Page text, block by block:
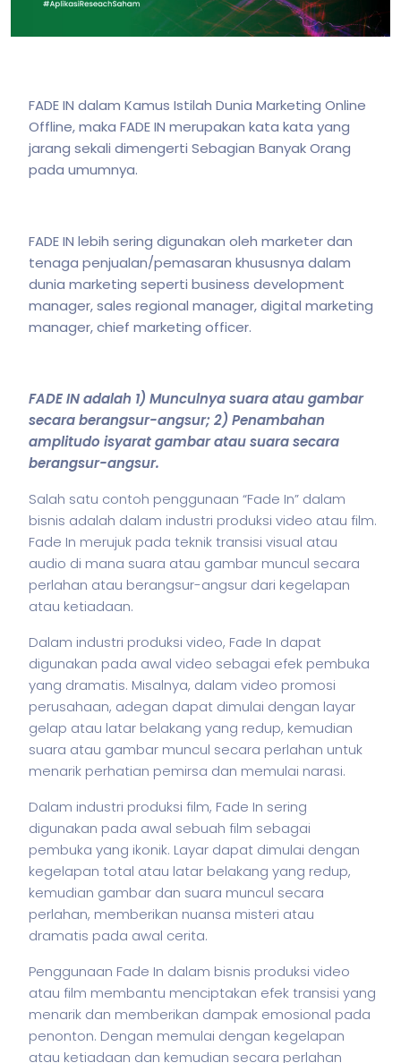
FADE IN dalam Kamus Istilah Dunia Marketing Online
Offline, maka FADE IN merupakan kata kata yang
jarang sekali dimengerti Sebagian Banyak Orang
pada umumnya.
FADE IN lebih sering digunakan oleh marketer dan
tenaga penjualan/pemasaran khususnya dalam
dunia marketing seperti business development
manager, sales regional manager, digital marketing
manager, chief marketing officer.
FADE IN adalah 1) Munculnya suara atau gambar
secara berangsur-angsur; 2) Penambahan
amplitudo isyarat gambar atau suara secara
berangsur-angsur.
Salah satu contoh penggunaan “Fade In” dalam
bisnis adalah dalam industri produksi video atau film.
Fade In merujuk pada teknik transisi visual atau
audio di mana suara atau gambar muncul secara
perlahan atau berangsur-angsur dari kegelapan
atau ketiadaan.
Dalam industri produksi video, Fade In dapat
digunakan pada awal video sebagai efek pembuka
yang dramatis. Misalnya, dalam video promosi
perusahaan, adegan dapat dimulai dengan layar
gelap atau latar belakang yang redup, kemudian
suara atau gambar muncul secara perlahan untuk
menarik perhatian pemirsa dan memulai narasi.
Dalam industri produksi film, Fade In sering
digunakan pada awal sebuah film sebagai
pembuka yang ikonik. Layar dapat dimulai dengan
kegelapan total atau latar belakang yang redup,
kemudian gambar dan suara muncul secara
perlahan, memberikan nuansa misteri atau
dramatis pada awal cerita.
Penggunaan Fade In dalam bisnis produksi video
atau film membantu menciptakan efek transisi yang
menarik dan memberikan dampak emosional pada
penonton. Dengan memulai dengan kegelapan
atau ketiadaan dan kemudian secara perlahan